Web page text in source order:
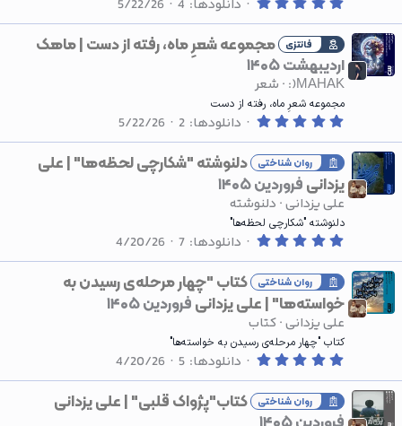
0
0
س
ت
ا
ر
ه
دانلودها 4
5/22/26
فانتزی مجموعه شعرِ ماه، رفته از دست | ماهک
اردیبهشت ۱۴۰۵
:)MAHAK شعر
مجموعه شعرِ ماه، رفته از دست
0
0
0
س
ت
ا
ر
ه
دانلودها 2
5/22/26
روان شناختی
دلنوشته "شکارچی لحظه‌ها" | علی
یزدانیفروردین ۱۴۰۵
علی یزدانی دلنوشته
دلنوشته "شکارچی لحظه‌ها"
0
0
0
س
ت
ا
ر
ه
دانلودها 7
4/20/26
روان شناختی
کتاب "چهار مرحله‌ی رسیدن به
خواسته‌ها" | علی یزدانیفروردین ۱۴۰۵
علی یزدانی کتاب
کتاب "چهار مرحله‌ی رسیدن به خواسته‌ها"
0
0
0
س
دانلودها 5
4/20/26
روان شناختی کتاب"پژواک قلبی" | علی یزدانی